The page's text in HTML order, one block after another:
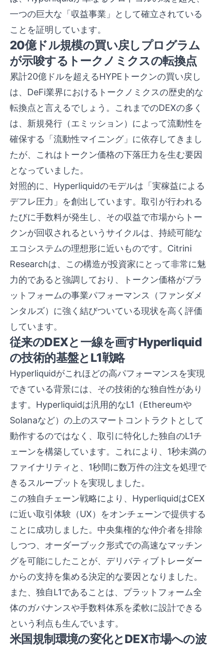
一つの巨大な「収益事業」として確立されている
ことを証明しています。
20億ドル規模の買い戻しプログラム
が示唆するトークノミクスの転換点
累計20億ドルを超えるHYPEトークンの買い戻し
は、DeFi業界におけるトークノミクスの歴史的な
転換点と言えるでしょう。これまでのDEXの多く
は、新規発行（エミッション）によって流動性を
確保する「流動性マイニング」に依存してきまし
たが、これはトークン価格の下落圧力を生む要因
となっていました。
対照的に、Hyperliquidのモデルは「実稼益による
デフレ圧力」を創出しています。取引が行われる
たびに手数料が発生し、その収益で市場からトー
クンが回収されるというサイクルは、持続可能な
エコシステムの理想形に近いものです。Citrini
Researchは、この構造が投資家にとって非常に魅
力的であると強調しており、トークン価格がプラ
ットフォームの事業パフォーマンス（ファンダメ
ンタルズ）に強く結びついている現状を高く評価
しています。
従来のDEXと一線を画すHyperliquid
の技術的基盤とL1戦略
Hyperliquidがこれほどの高パフォーマンスを実現
できている背景には、その技術的な独自性があり
ます。Hyperliquidは汎用的なL1（Ethereumや
Solanaなど）の上のスマートコントラクトとして
動作するのではなく、取引に特化した独自のL1チ
ェーンを構築しています。これにより、1秒未満の
ファイナリティと、1秒間に数万件の注文を処理で
きるスループットを実現しました。
この独自チェーン戦略により、HyperliquidはCEX
に近い取引体験（UX）をオンチェーンで提供する
ことに成功しました。中央集権的な仲介者を排除
しつつ、オーダーブック形式での高速なマッチン
グを可能にしたことが、デリバティブトレーダー
からの支持を集める決定的な要因となりました。
また、独自L1であることは、プラットフォーム全
体のガバナンスや手数料体系を柔軟に設計できる
という利点も生んでいます。
米国規制環境の変化とDEX市場への波